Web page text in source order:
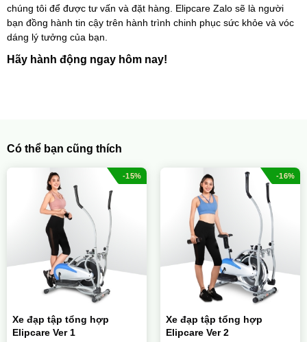
chúng tôi để được tư vấn và đặt hàng. Elipcare Zalo sẽ là người
bạn đồng hành tin cậy trên hành trình chinh phục sức khỏe và vóc
dáng lý tưởng của bạn.
Hãy hành động ngay hôm nay!
Có thể bạn cũng thích
-15%
Xe đạp tập tổng hợp
Elipcare Ver 1
-16%
Xe đạp tập tổng hợp
Elipcare Ver 2